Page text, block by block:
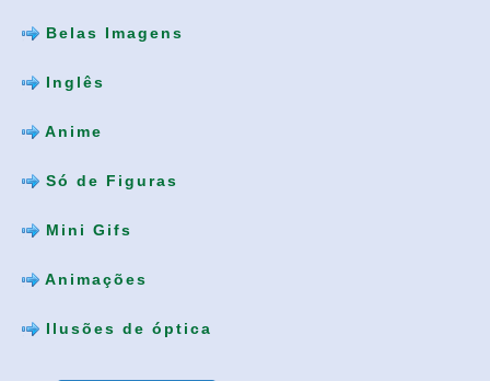
Belas Imagens
Inglês
Anime
Só de Figuras
Mini Gifs
Animações
Ilusões de óptica